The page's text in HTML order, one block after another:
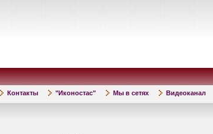
Контакты "Иконостас" Мы в сетях Видеоканал